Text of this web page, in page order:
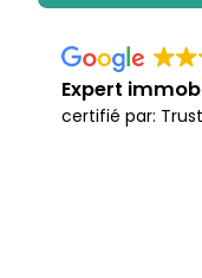
Expert
certifié par: